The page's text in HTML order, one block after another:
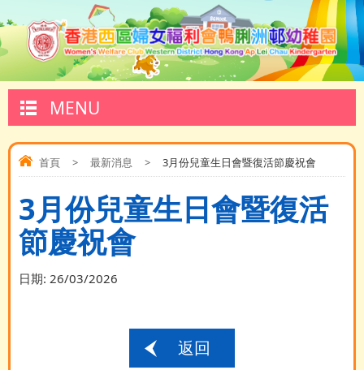
MENU
首頁 > 最新消息 > 3月份兒童生日會暨復活節慶祝會
3月份兒童生日會暨復活
節慶祝會
日期: 26/03/2026
返回